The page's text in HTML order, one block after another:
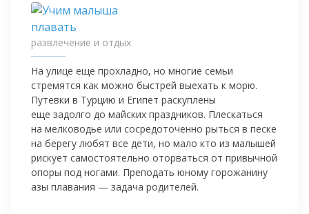
развлечение и отдых
На улице еще прохладно, но многие семьи
стремятся как можно быстрей выехать к морю.
Путевки в Турцию и Египет раскуплены
еще задолго до майских праздников. Плескаться
на мелководье или сосредоточенно рыться в песке
на берегу любят все дети, но мало кто из малышей
рискует самостоятельно оторваться от привычной
опоры под ногами. Преподать юному горожанину
азы плавания — задача родителей.